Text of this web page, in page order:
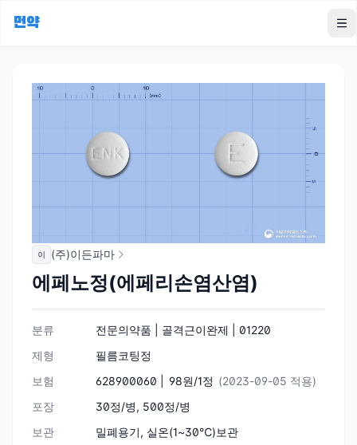
먼약
이 (주)이든파마
에페노정(에페리손염산염)
분류
전문의약품 | 골격근이완제 | 01220
제형
필름코팅정
보험
628900060 | 98원/1정 (2023-09-05 적용)
포장
30정/병, 500정/병
보관
밀폐용기, 실온(1~30℃)보관